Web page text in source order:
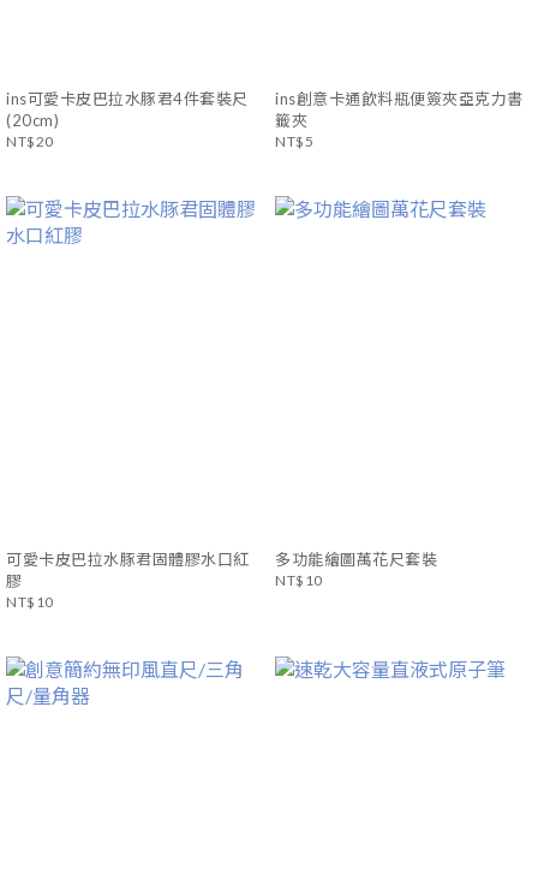
ins可愛卡皮巴拉水豚君4件套裝尺
(20cm)
NT$20
ins創意卡通飲料瓶便簽夾亞克力書
籤夾
NT$5
可愛卡皮巴拉水豚君固體膠水口紅
膠
NT$10
多功能繪圖萬花尺套裝
NT$10